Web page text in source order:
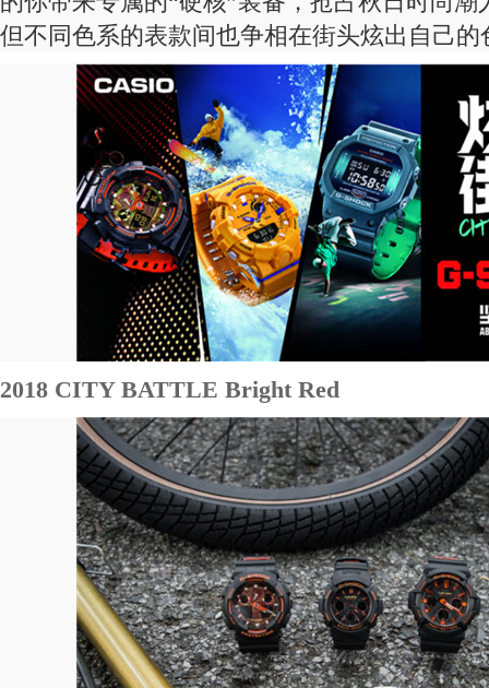
但不同色系的表款间也争相在街头炫出自己的
2018 CITY BATTLE Bright Red